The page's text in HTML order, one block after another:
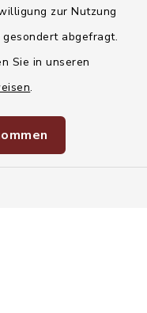
zur Nutzung
abgefragt.
Sie in unseren
.